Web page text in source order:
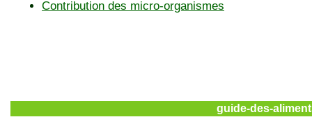
Contribution des micro-organismes
guide-des-